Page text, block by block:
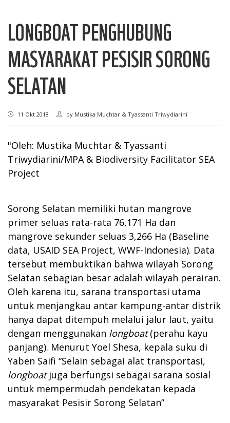
LONGBOAT PENGHUBUNG
MASYARAKAT PESISIR SORONG
SELATAN
11 Okt 2018 by Mustika Muchtar & Tyassanti Triwydiarini
"Oleh: Mustika Muchtar & Tyassanti
Triwydiarini/MPA & Biodiversity Facilitator​ SEA
Project
Sorong Selatan memiliki hutan mangrove
primer seluas rata-rata 76,171 Ha dan
mangrove sekunder seluas 3,266 Ha (Baseline
data, USAID SEA Project, WWF-Indonesia). Data
tersebut membuktikan bahwa wilayah Sorong
Selatan sebagian besar adalah wilayah perairan.
Oleh karena itu, sarana transportasi utama
untuk menjangkau antar kampung-antar distrik
hanya dapat ditempuh melalui jalur laut, yaitu
dengan menggunakan longboat(perahu kayu
panjang). Menurut Yoel Shesa, kepala suku di
Yaben Saifi “Selain sebagai alat transportasi,
longboatjuga berfungsi sebagai sarana sosial
untuk mempermudah pendekatan kepada
masyarakat Pesisir Sorong Selatan”